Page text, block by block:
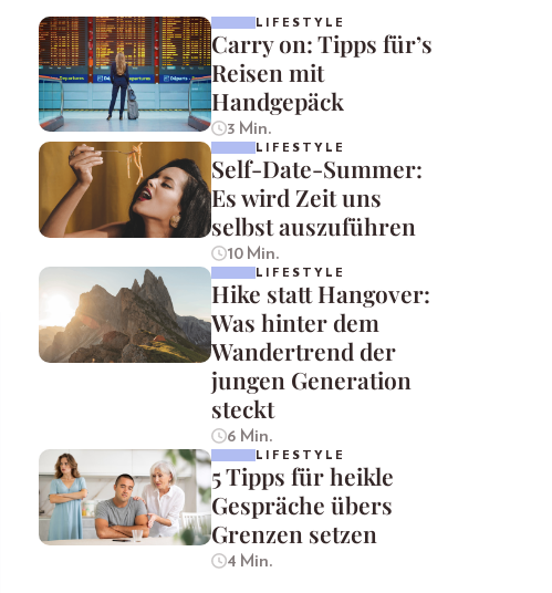
LIFESTYLE
Carry on: Tipps für’s
Reisen mit
Handgepäck
3 Min.
LIFESTYLE
Self-Date-Summer:
Es wird Zeit uns
selbst auszuführen
10 Min.
LIFESTYLE
Hike statt Hangover:
Was hinter dem
Wandertrend der
jungen Generation
steckt
6 Min.
LIFESTYLE
5 Tipps für heikle
Gespräche übers
Grenzen setzen
4 Min.